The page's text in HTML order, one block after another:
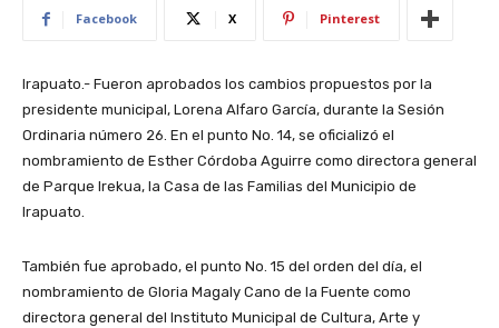
Facebook X Pinterest
Irapuato.- Fueron aprobados los cambios propuestos por la
presidente municipal, Lorena Alfaro García, durante la Sesión
Ordinaria número 26. En el punto No. 14, se oficializó el
nombramiento de Esther Córdoba Aguirre como directora general
de Parque Irekua, la Casa de las Familias del Municipio de
Irapuato.
También fue aprobado, el punto No. 15 del orden del día, el
nombramiento de Gloria Magaly Cano de la Fuente como
directora general del Instituto Municipal de Cultura, Arte y